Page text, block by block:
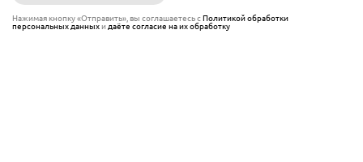
Нажимая кнопку «Отправить», вы соглашаетесь сПолитикой обработки
персональных данныхи даёте согласие на их обработку